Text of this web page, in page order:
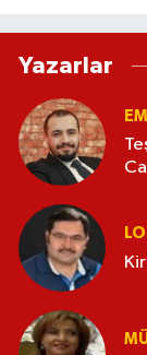
Yazarlar